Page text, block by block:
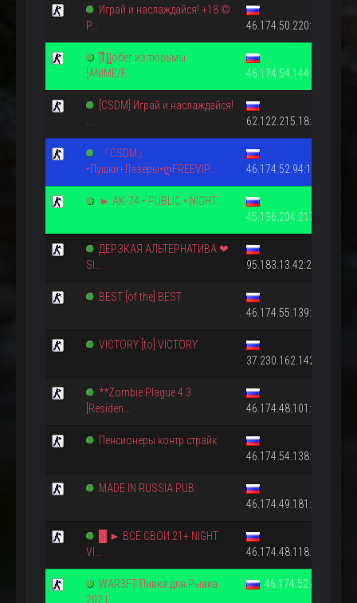
Играй и наслаждайся! +18 ©
P...
46.174.50.220:27015
|̿П͇|обег из тюрьмы
[ANIME/F...
46.174.54.144:27015
[CSDM] Играй и наслаждайся!
62.122.215.18:27015
『CSDM』
•Пушки+Лазеры•ღFREEVIP...
46.174.52.94:11111
► AK-74 • PUBLIC • NIGHT...
45.136.204.217:27015
ДЕРЗКАЯ АЛЬТЕРНАТИВА ❤
SI...
95.183.13.42:27015
BEST [of the] BEST
46.174.55.139:27015
VICTORY [to] VICTORY
37.230.162.142:27015
**Zombie Plague 4.3
[Residen...
46.174.48.101:27015
Пенсионеры контр страйк
46.174.54.138:27015
MADE IN RUSSIA PUB
46.174.49.181:27015
█ ► ВСЕ СВОИ 21+ NIGHT
VI...
46.174.48.118:27015
WAR3FT Пивка для Рывка
202 l...
46.174.52.4:27221